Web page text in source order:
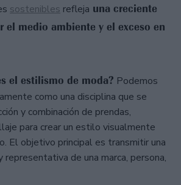
sostenibles refleja una creciente
el medio ambiente y el exceso en
el estilismo de moda? Podemos
como una disciplina que se
y combinación de prendas,
para crear un estilo visualmente
El objetivo principal es transmitir una
representativa de una marca, persona,